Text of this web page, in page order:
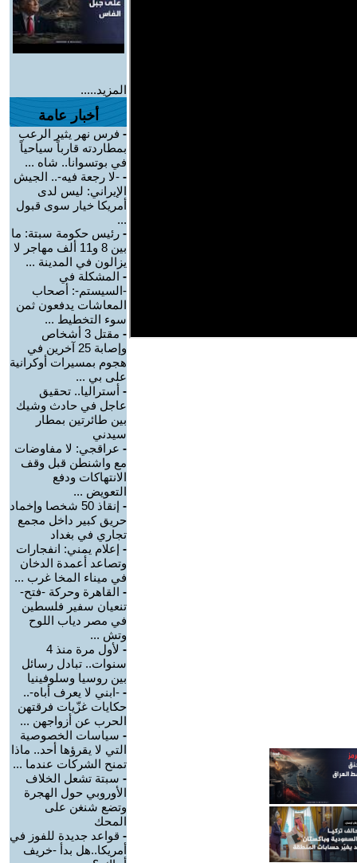
المزيد.....
أخبار عامة
- فرس نهر يثير الرعب
بمطاردته قارباً سياحياً
في بوتسوانا.. شاه ...
- -لا رجعة فيه-.. الجيش
الإيراني: ليس لدى
أمريكا خيار سوى قبول
...
- رئيس حكومة سبتة: ما
بين 8 و11 ألف مهاجر لا
يزالون في المدينة ...
- المشكلة في
-السيستم-: أصحاب
المعاشات يدفعون ثمن
سوء التخطيط ...
-
مقتل 3 أشخاص
وإصابة 25 آخرين في
هجوم بمسيرات أوكرانية
على بي ...
- أستراليا.. تحقيق
عاجل في حادث وشيك
بين طائرتين بمطار
سيدني
- عراقجي: لا مفاوضات
مع واشنطن قبل وقف
الانتهاكات ودفع
التعويض ...
-
إنقاذ 50 شخصا وإخماد
حريق كبير داخل مجمع
تجاري في بغداد
- إعلام يمني: انفجارات
وتصاعد أعمدة الدخان
في ميناء المخا غرب ...
- القاهرة وحركة -فتح-
تنعيان سفير فلسطين
في مصر دياب اللوح
وتش ...
-
لأول مرة منذ 4
سنوات.. تبادل رسائل
بين روسيا وسلوفينيا
- -ابني لا يعرف أباه-..
حكايات غزّيات فرقتهن
الحرب عن أزواجهن ...
- سياسات الخصوصية
التي لا يقرؤها أحد.. ماذا
تمنح الشركات عندما ...
- سبتة تشعل الخلاف
الأوروبي حول الهجرة
وتضع شنغن على
المحك
- قواعد جديدة للفوز في
أمريكا..هل بدأ -خريف